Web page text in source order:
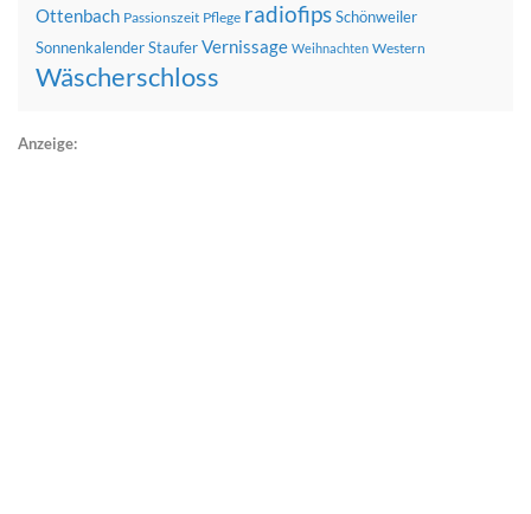
Ottenbach Passionszeit Pflege radiofipsSchönweiler
SonnenkalenderStauferVernissage Weihnachten Western
Wäscherschloss
Anzeige: